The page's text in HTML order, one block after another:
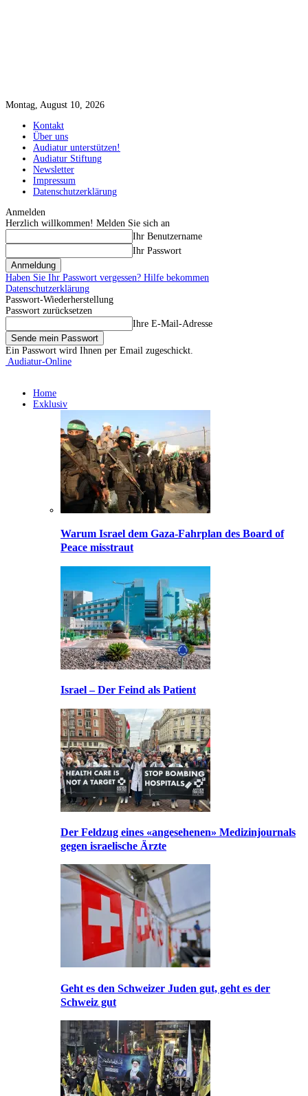
Montag, August 10, 2026
Kontakt
Über uns
Audiatur unterstützen!
Audiatur Stiftung
Newsletter
Impressum
Datenschutzerklärung
Anmelden
Herzlich willkommen! Melden Sie sich an
Ihr Benutzername
Ihr Passwort
Haben Sie Ihr Passwort vergessen? Hilfe bekommen
Datenschutzerklärung
Passwort-Wiederherstellung
Passwort zurücksetzen
Ihre E-Mail-Adresse
Ein Passwort wird Ihnen per Email zugeschickt.
Audiatur-Online
Home
Exklusiv
Warum Israel dem Gaza-Fahrplan des Board of
Peace misstraut
Israel – Der Feind als Patient
Der Feldzug eines «angesehenen» Medizinjournals
gegen israelische Ärzte
Geht es den Schweizer Juden gut, geht es der
Schweiz gut